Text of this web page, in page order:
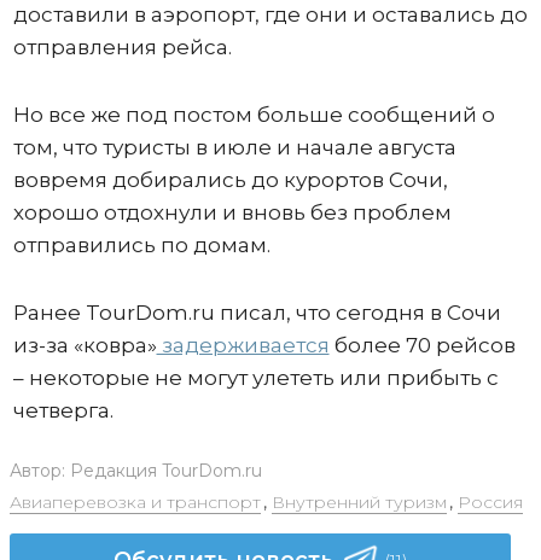
доставили в аэропорт, где они и оставались до
отправления рейса.
Но все же под постом больше сообщений о
том, что туристы в июле и начале августа
вовремя добирались до курортов Сочи,
хорошо отдохнули и вновь без проблем
отправились по домам.
Ранее TourDom.ru писал, что сегодня в Сочи
из-за «ковра» задерживается более 70 рейсов
– некоторые не могут улететь или прибыть с
четверга.
Автор: Редакция TourDom.ru
Авиаперевозка и транспорт, Внутренний туризм , Россия